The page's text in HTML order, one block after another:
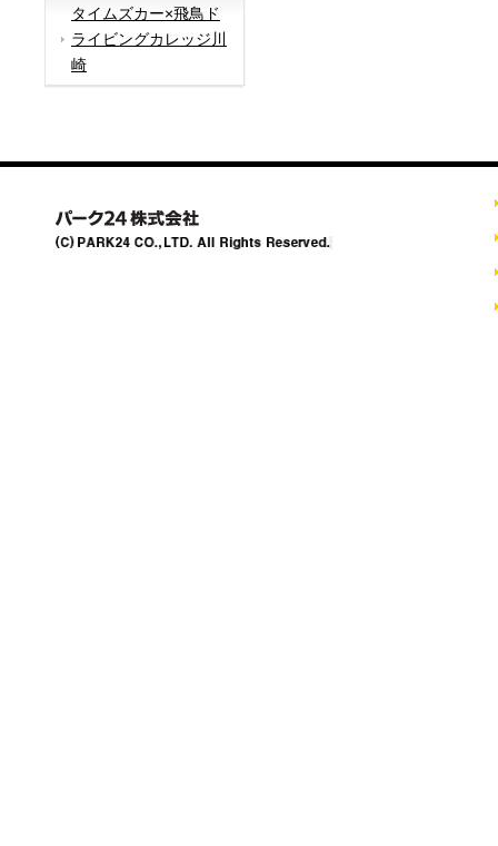
タイムズカー×飛鳥ド
ライビングカレッジ川
崎